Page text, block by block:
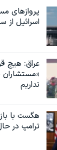
پروازهای
اسرائیل از
عراق: هیچ
نداریم
هگست با
ترامپ در